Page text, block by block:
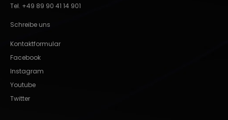
Tel. +49 89 90 41 14 901
Schreibe uns
Kontaktformular
Facebook
Instagram
Youtube
Twitter